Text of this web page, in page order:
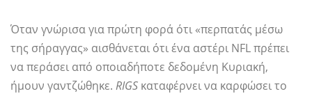
Όταν γνώρισα για πρώτη φορά ότι «περπατάς μέσω
της σήραγγας» αισθάνεται ότι ένα αστέρι NFL πρέπει
να περάσει από οποιαδήποτε δεδομένη Κυριακή,
ήμουν γαντζώθηκε. RIGS καταφέρνει να καρφώσει το